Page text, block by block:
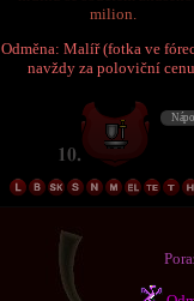
milion.
Odměna: Malíř (fotka ve
navždy za poloviční